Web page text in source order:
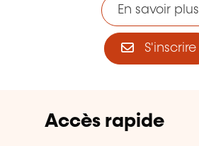
En savoir plus
S'inscrire
Accès rapide